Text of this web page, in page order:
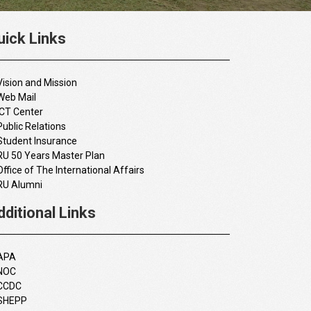
Links
and Mission
Mail
Center
Relations
Insurance
50 Years Master Plan
of The International Affairs
Alumni
Links